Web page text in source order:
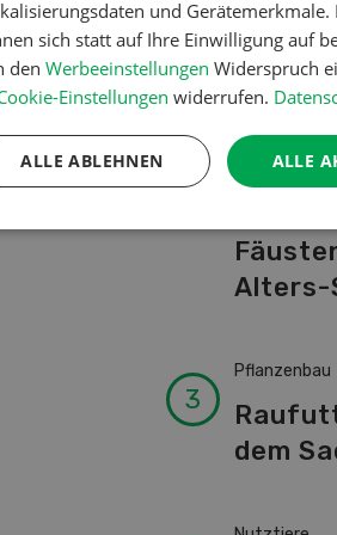
von A-
Alters-
Pflanzenbau
dem
und
sich statt auf Ihre Einwilligung auf
den Werbeeinstellungen Widerspruch
Einstellungen widerrufen.
ALLE
ALLE ABLEHNEN